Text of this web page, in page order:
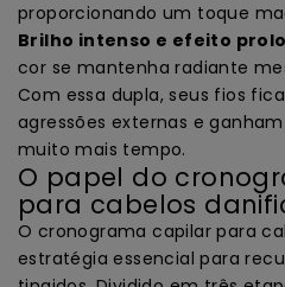
proporcionando um toque
Brilho intenso e efeito
cor se mantenha radiante
Com essa dupla, seus fios
agressões externas e
muito mais tempo.
O papel do
para cabelos
O cronograma capilar para
estratégia essencial para